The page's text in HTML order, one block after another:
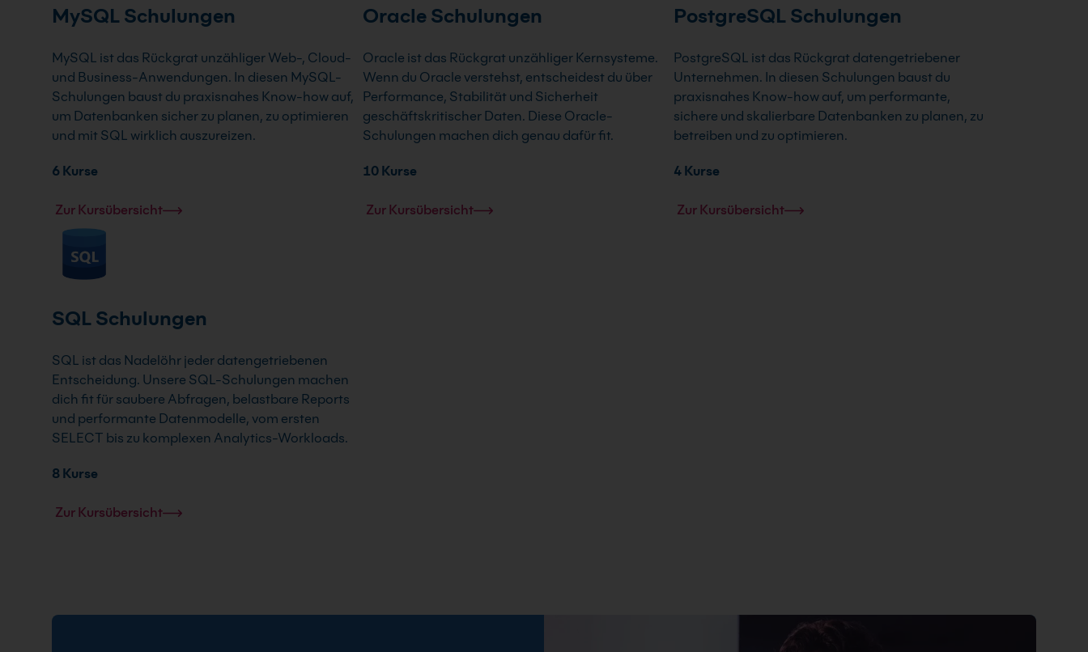
MySQL Schulungen
MySQL ist das Rückgrat unzähliger Web-, Cloud-
und Business-Anwendungen. In diesen MySQL-
Schulungen baust du praxisnahes Know-how auf,
um Datenbanken sicher zu planen, zu optimieren
und mit SQL wirklich auszureizen.
6 Kurse
Zur Kursübersicht
Oracle Schulungen
Oracle ist das Rückgrat unzähliger Kernsysteme.
Wenn du Oracle verstehst, entscheidest du über
Performance, Stabilität und Sicherheit
geschäftskritischer Daten. Diese Oracle-
Schulungen machen dich genau dafür fit.
10 Kurse
Zur Kursübersicht
PostgreSQL Schulungen
PostgreSQL ist das Rückgrat datengetriebener
Unternehmen. In diesen Schulungen baust du
praxisnahes Know-how auf, um performante,
sichere und skalierbare Datenbanken zu planen, zu
betreiben und zu optimieren.
4 Kurse
Zur Kursübersicht
SQL Schulungen
SQL ist das Nadelöhr jeder datengetriebenen
Entscheidung. Unsere SQL-Schulungen machen
dich fit für saubere Abfragen, belastbare Reports
und performante Datenmodelle, vom ersten
SELECT bis zu komplexen Analytics-Workloads.
8 Kurse
Zur Kursübersicht